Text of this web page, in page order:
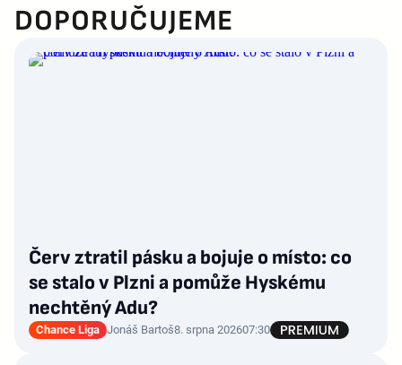
DOPORUČUJEME
Červ ztratil pásku a bojuje o místo: co
se stalo v Plzni a pomůže Hyskému
nechtěný Adu?
Chance Liga Jonáš Bartoš8. srpna 202607:30